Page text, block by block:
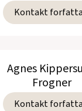
Kontakt
Agnes
Frogner
Kontakt